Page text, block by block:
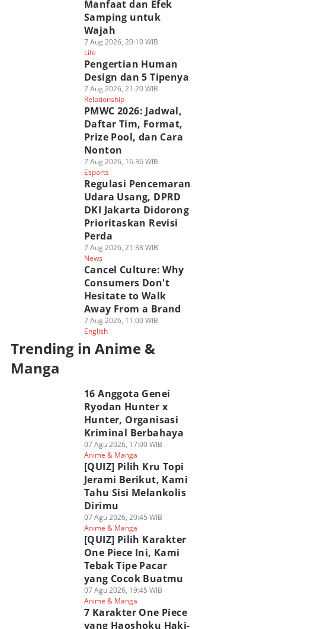
Manfaat dan Efek
Samping untuk
Wajah
7 Aug 2026, 20:10 WIB
Life
Pengertian Human
Design dan 5 Tipenya
7 Aug 2026, 21:20 WIB
Relationship
PMWC 2026: Jadwal,
Daftar Tim, Format,
Prize Pool, dan Cara
Nonton
7 Aug 2026, 16:36 WIB
Esports
Regulasi Pencemaran
Udara Usang, DPRD
DKI Jakarta Didorong
Prioritaskan Revisi
Perda
7 Aug 2026, 21:38 WIB
News
Cancel Culture: Why
Consumers Don't
Hesitate to Walk
Away From a Brand
7 Aug 2026, 11:00 WIB
English
Trending in Anime &
Manga
16 Anggota Genei
Ryodan Hunter x
Hunter, Organisasi
Kriminal Berbahaya
07 Agu 2026, 17:00 WIB
Anime & Manga
[QUIZ] Pilih Kru Topi
Jerami Berikut, Kami
Tahu Sisi Melankolis
Dirimu
07 Agu 2026, 20:45 WIB
Anime & Manga
[QUIZ] Pilih Karakter
One Piece Ini, Kami
Tebak Tipe Pacar
yang Cocok Buatmu
07 Agu 2026, 19:45 WIB
Anime & Manga
7 Karakter One Piece
yang Haoshoku Haki-